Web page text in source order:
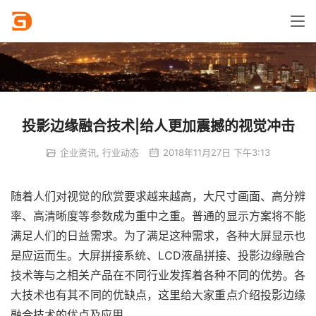
投影边缘融合技术|给人更加震撼的视觉冲击
企业资讯 行业动态 2018年11月27日 下午3:13
随着人们对视觉的欣赏要求越来越高，大尺寸画面、高分辨
率、高清晰度等参数成为重中之重。普通的显示方案将不能
满足人们的日益需求。为了满足这种需求，各种大屏显示也
是应运而生。大屏拼接系统、LCD液晶拼接、投影边缘融合
技术等与之相关产品在不同行业发挥着各种不同的优势。各
大技术也有其不同的优缺点，这里给大家重点介绍投影边缘